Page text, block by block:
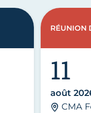
11
août
CMA
RÉUNION